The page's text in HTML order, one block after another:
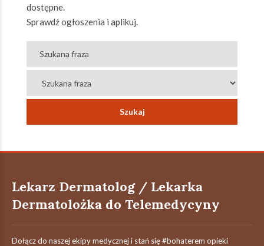
dostępne.
Sprawdź ogłoszenia i aplikuj.
Lekarz Dermatolog / Lekarka
Dermatolożka do Telemedycyny
Dołącz do naszej ekipy medycznej i stań się #bohaterem​ opieki